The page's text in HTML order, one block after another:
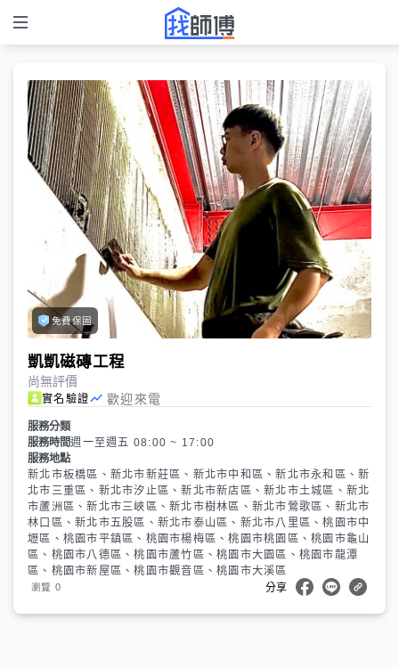
免費保固
凱凱磁磚工程
尚無評價
實名驗證 歡迎來電
服務分類
服務時間週一至週五 08:00 ~ 17:00
服務地點
新北市板橋區、新北市新莊區、新北市中和區、新北市永和區、新
北市三重區、新北市汐止區、新北市新店區、新北市土城區、新北
市蘆洲區、新北市三峽區、新北市樹林區、新北市鶯歌區、新北市
林口區、新北市五股區、新北市泰山區、新北市八里區、桃園市中
壢區、桃園市平鎮區、桃園市楊梅區、桃園市桃園區、桃園市龜山
區、桃園市八德區、桃園市蘆竹區、桃園市大園區、桃園市龍潭
區、桃園市新屋區、桃園市觀音區、桃園市大溪區
瀏覽 0 分享